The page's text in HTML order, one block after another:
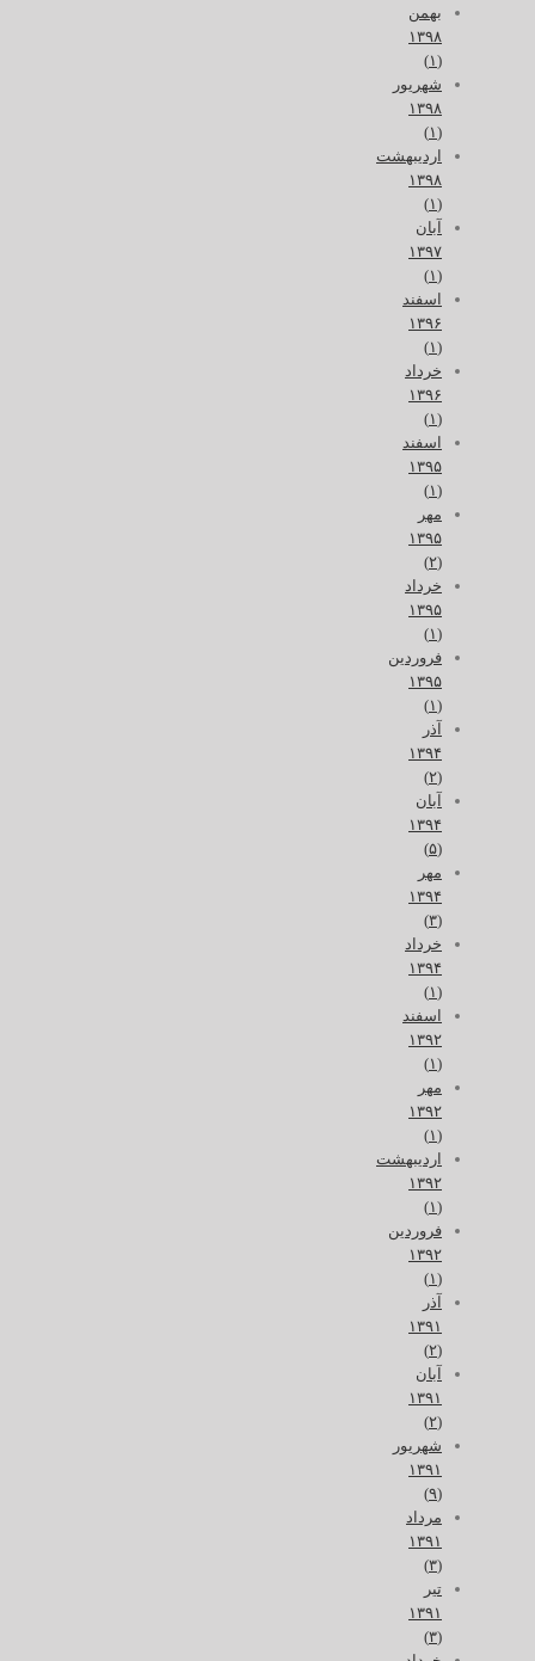
بهمن
۱۳۹۸
(۱)
شهریور
۱۳۹۸
(۱)
اردیبهشت
۱۳۹۸
(۱)
آبان
۱۳۹۷
(۱)
اسفند
۱۳۹۶
(۱)
خرداد
۱۳۹۶
(۱)
اسفند
۱۳۹۵
(۱)
مهر
۱۳۹۵
(۲)
خرداد
۱۳۹۵
(۱)
فروردین
۱۳۹۵
(۱)
آذر
۱۳۹۴
(۲)
آبان
۱۳۹۴
(۵)
مهر
۱۳۹۴
(۳)
خرداد
۱۳۹۴
(۱)
اسفند
۱۳۹۲
(۱)
مهر
۱۳۹۲
(۱)
اردیبهشت
۱۳۹۲
(۱)
فروردین
۱۳۹۲
(۱)
آذر
۱۳۹۱
(۲)
آبان
۱۳۹۱
(۲)
شهریور
۱۳۹۱
(۹)
مرداد
۱۳۹۱
(۳)
تیر
۱۳۹۱
(۳)